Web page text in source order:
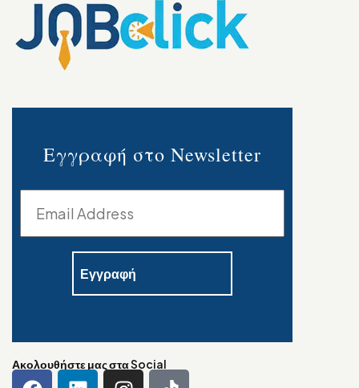
Εγγραφή στο Newsletter
Ακολουθήστε μας στα Social